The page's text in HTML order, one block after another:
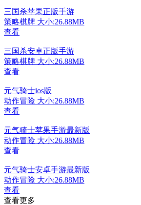
三国杀苹果正版手游
策略棋牌 大小:26.88MB
查看
三国杀安卓正版手游
策略棋牌 大小:26.88MB
查看
元气骑士ios版
动作冒险 大小:26.88MB
查看
元气骑士苹果手游最新版
动作冒险 大小:26.88MB
查看
元气骑士安卓手游最新版
动作冒险 大小:26.88MB
查看
查看更多